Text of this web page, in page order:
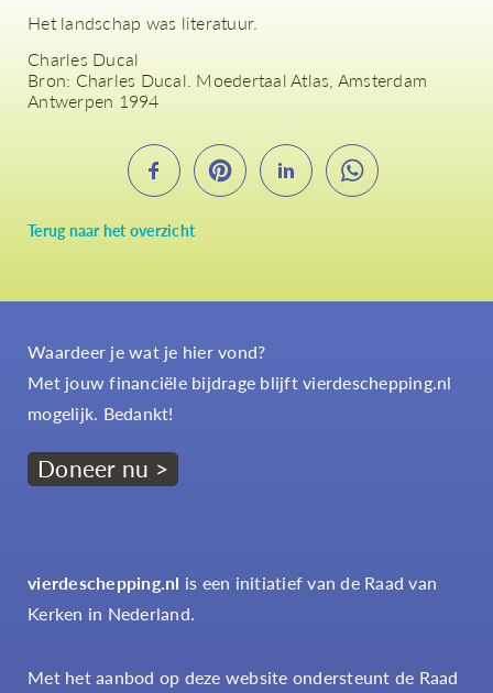
Terug naar het overzicht
Het landschap was literatuur.
Charles Ducal
Bron: Charles Ducal. Moedertaal Atlas, Amsterdam
Antwerpen 1994
Waardeer je wat je hier vond?
Met jouw financiële bijdrage blijft vierdeschepping.nl
mogelijk. Bedankt!
Doneer nu >
vierdeschepping.nl is een initiatief van de Raad van
Kerken in Nederland.
Met het aanbod op deze website ondersteunt de Raad